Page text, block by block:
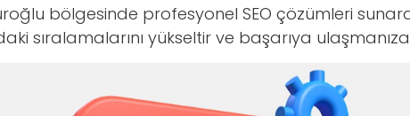
bölgesinde profesyonel SEO çözümleri
sıralamalarını yükseltir ve başarıya